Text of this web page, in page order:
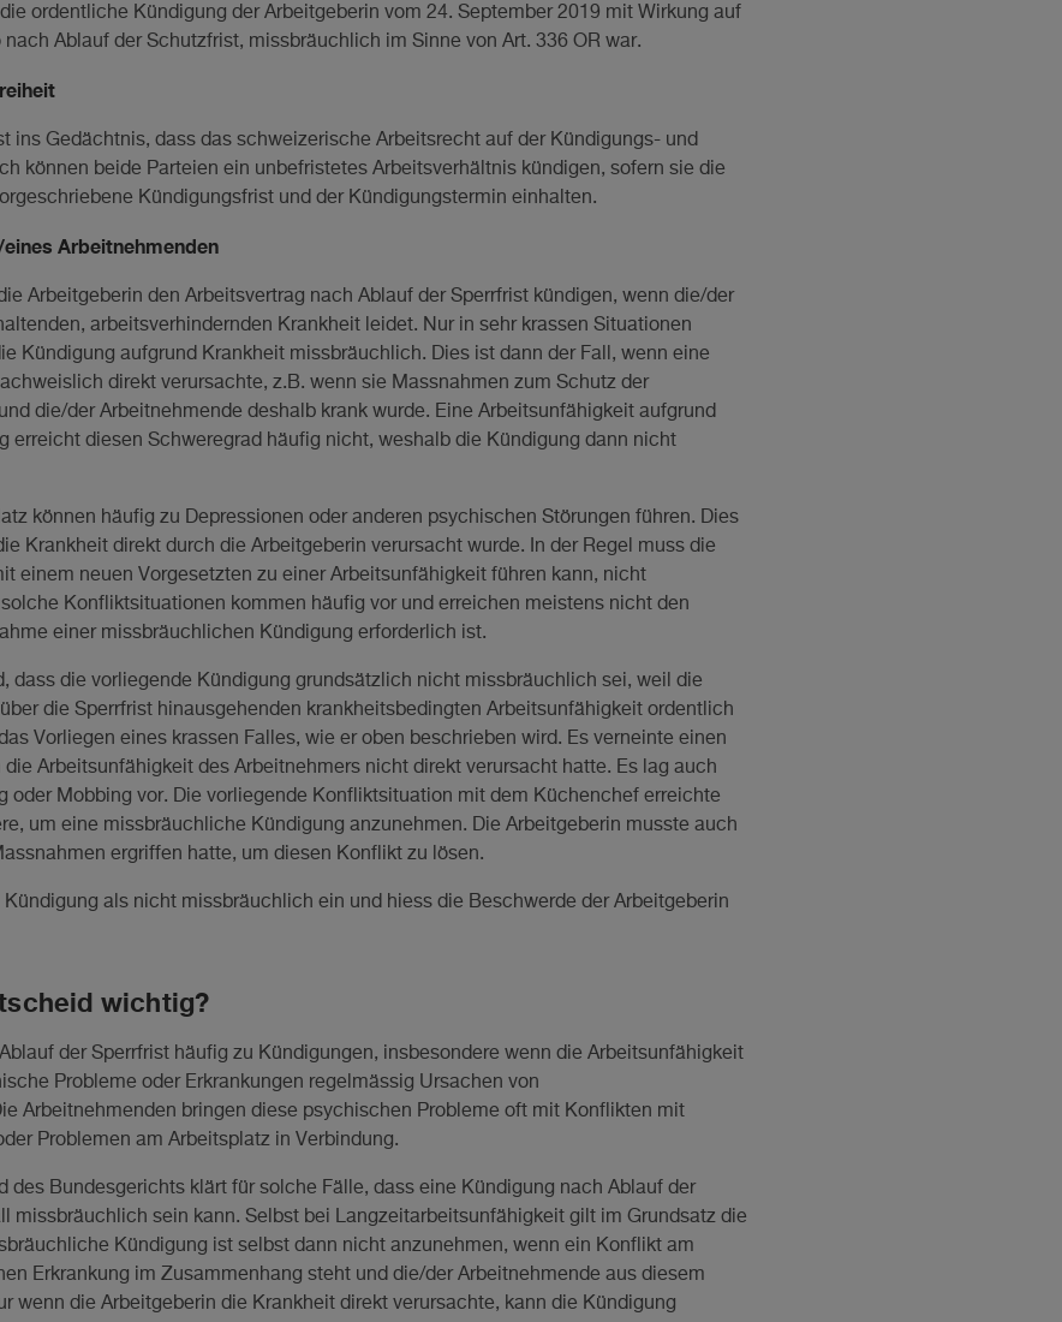
ordentliche Kündigung der Arbeitgeberin vom 24. September 2019 mit Wirkung auf
Ablauf der Schutzfrist, missbräuchlich im Sinne von Art. 336 OR war.
ins Gedächtnis, dass das schweizerische Arbeitsrecht auf der Kündigungs- und
können beide Parteien ein unbefristetes Arbeitsverhältnis kündigen, sofern sie die
Kündigungsfrist und der Kündigungstermin einhalten.
Arbeitnehmenden
Arbeitgeberin den Arbeitsvertrag nach Ablauf der Sperrfrist kündigen, wenn die/der
arbeitsverhindernden Krankheit leidet. Nur in sehr krassen Situationen
Kündigung aufgrund Krankheit missbräuchlich. Dies ist dann der Fall, wenn eine
direkt verursachte, z.B. wenn sie Massnahmen zum Schutz der
die/der Arbeitnehmende deshalb krank wurde. Eine Arbeitsunfähigkeit aufgrund
erreicht diesen Schweregrad häufig nicht, weshalb die Kündigung dann nicht
können häufig zu Depressionen oder anderen psychischen Störungen führen. Dies
Krankheit direkt durch die Arbeitgeberin verursacht wurde. In der Regel muss die
einem neuen Vorgesetzten zu einer Arbeitsunfähigkeit führen kann, nicht
Konfliktsituationen kommen häufig vor und erreichen meistens nicht den
einer missbräuchlichen Kündigung erforderlich ist.
dass die vorliegende Kündigung grundsätzlich nicht missbräuchlich sei, weil die
die Sperrfrist hinausgehenden krankheitsbedingten Arbeitsunfähigkeit ordentlich
Vorliegen eines krassen Falles, wie er oben beschrieben wird. Es verneinte einen
Arbeitsunfähigkeit des Arbeitnehmers nicht direkt verursacht hatte. Es lag auch
oder Mobbing vor. Die vorliegende Konfliktsituation mit dem Küchenchef erreichte
um eine missbräuchliche Kündigung anzunehmen. Die Arbeitgeberin musste auch
ergriffen hatte, um diesen Konflikt zu lösen.
als nicht missbräuchlich ein und hiess die Beschwerde der Arbeitgeberin
wichtig?
der Sperrfrist häufig zu Kündigungen, insbesondere wenn die Arbeitsunfähigkeit
Probleme oder Erkrankungen regelmässig Ursachen von
Arbeitnehmenden bringen diese psychischen Probleme oft mit Konflikten mit
Problemen am Arbeitsplatz in Verbindung.
des Bundesgerichts klärt für solche Fälle, dass eine Kündigung nach Ablauf der
missbräuchlich sein kann. Selbst bei Langzeitarbeitsunfähigkeit gilt im Grundsatz die
Kündigung ist selbst dann nicht anzunehmen, wenn ein Konflikt am
Erkrankung im Zusammenhang steht und die/der Arbeitnehmende aus diesem
wenn die Arbeitgeberin die Krankheit direkt verursachte, kann die Kündigung